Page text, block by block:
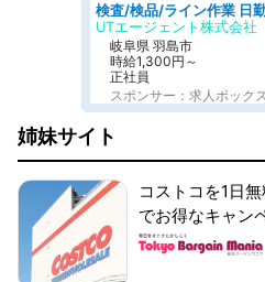
UTエージェント株式会社
岐阜県 羽島市
時給1,300円～
正社員
スポンサー：求人ボック
姉妹サイト
コストコを1日
でお得なキャン